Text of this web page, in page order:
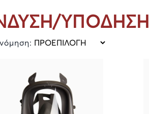
ΥΠΟΔΗΣΗ